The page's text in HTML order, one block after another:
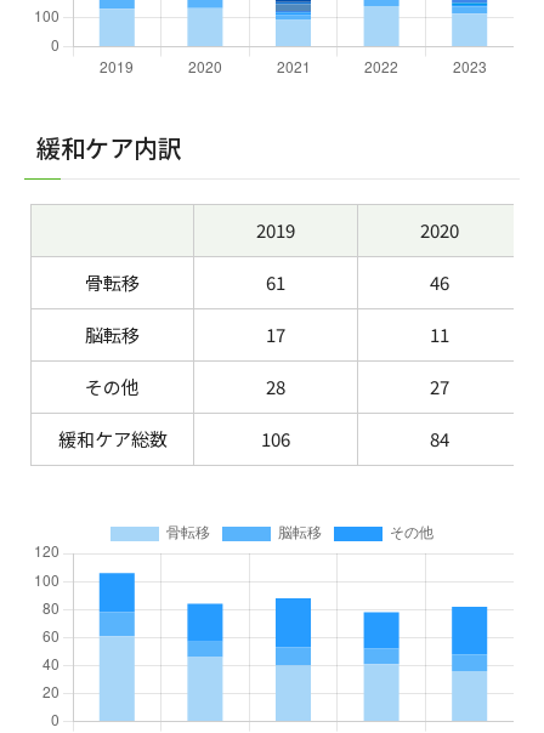
緩和ケア内訳
2019 2020
骨転移 61 46
脳転移 17 11
その他 28 27
緩和ケア総数 106 84